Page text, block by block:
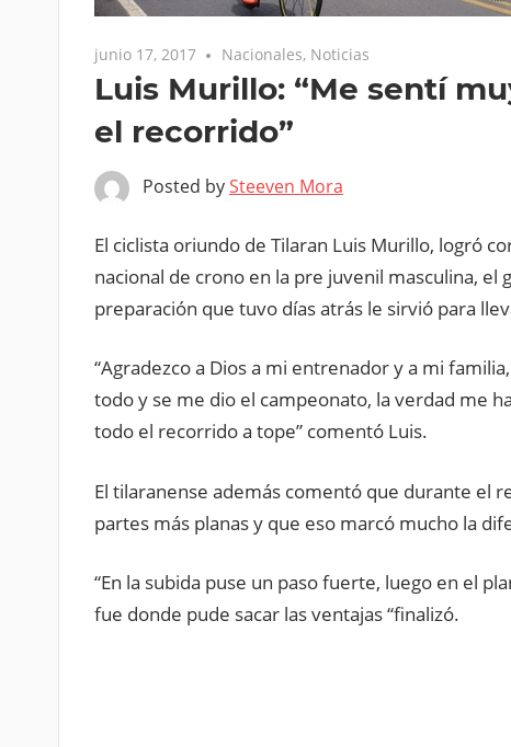
junio 17, 2017 Nacionales, Noticias
Luis Murillo: “Me sentí
el recorrido”
Posted bySteeven Mora
El ciclista oriundo de Tilaran Luis Murillo, logró
nacional de crono en la pre juvenil masculina, el
preparación que tuvo días atrás le sirvió para
“Agradezco a Dios a mi entrenador y a mi
todo y se me dio el campeonato, la verdad me
todo el recorrido a tope” comentó Luis.
El tilaranense además comentó que durante el
partes más planas y que eso marcó mucho la
“En la subida puse un paso fuerte, luego en el
fue donde pude sacar las ventajas “finalizó.